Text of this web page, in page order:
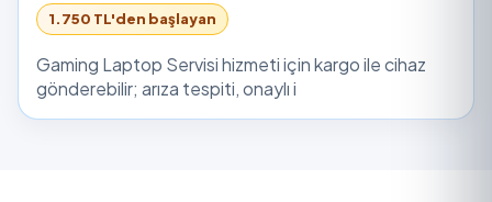
1.750 TL'den başlayan
Gaming Laptop Servisi hizmeti için kargo ile cihaz
gönderebilir; arıza tespiti, onaylı i